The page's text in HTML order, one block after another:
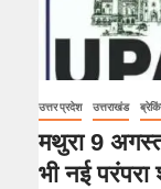
उत्तर प्रदेश उत्तराखंड
मथुरा 9
भी नई